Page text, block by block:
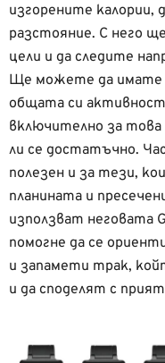
изгорените
разстояние. С него
цели и да следите
Ще можете да имате
общата си
включително за
ли се достатъчно.
полезен и за тези,
планината и
използват неговата
помогне да се
и запамети трак,
и да споделят с